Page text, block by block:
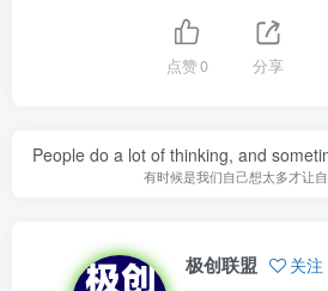
点赞0 分享
People do a lot of thinking, and
有时候是我们自己想太多才让
极创联盟 关注